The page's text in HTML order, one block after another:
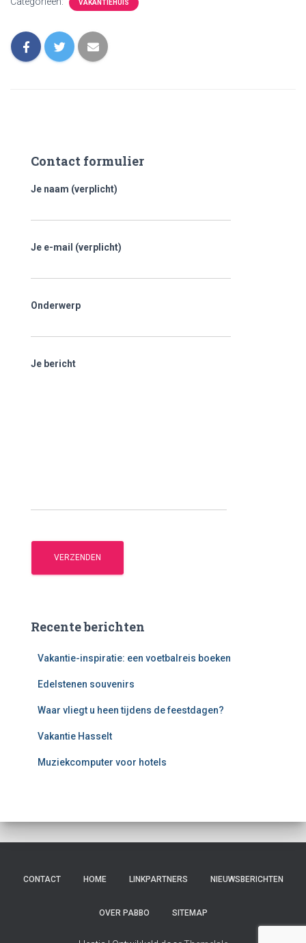
VAKANTIEHUIS
Contact formulier
Je naam (verplicht)
Je e-mail (verplicht)
Onderwerp
Je bericht
Recente berichten
Vakantie-inspiratie: een voetbalreis boeken
Edelstenen souvenirs
Waar vliegt u heen tijdens de feestdagen?
Vakantie Hasselt
Muziekcomputer voor hotels
CONTACT HOME LINKPARTNERS NIEUWSBERICHTEN
OVER PABBO SITEMAP